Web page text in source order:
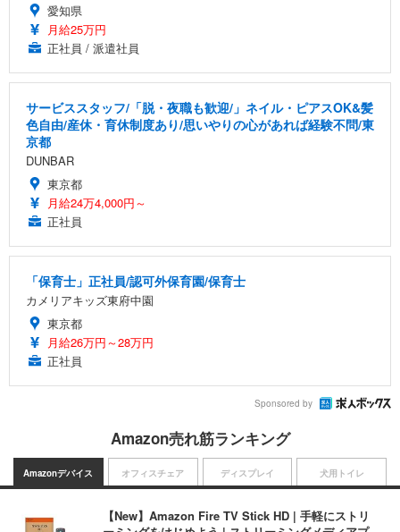
愛知県
月給25万円
正社員 / 派遣社員
サービススタッフ/「脱・夜職も歓迎/」ネイル・ピアスOK&髪
色自由/産休・育休制度あり/思いやりの心があれば経験不問/東
京都
DUNBAR
東京都
月給24万4,000円～
正社員
「保育士」正社員/認可外保育園/保育士
カメリアキッズ東府中園
東京都
月給26万円～28万円
正社員
Sponsored by
Amazon売れ筋ランキング
Amazonデバイス
【New】Amazon Fire TV Stick HD | 手軽にストリ
オフィスチェア ディスプレイ 犬用トイレ